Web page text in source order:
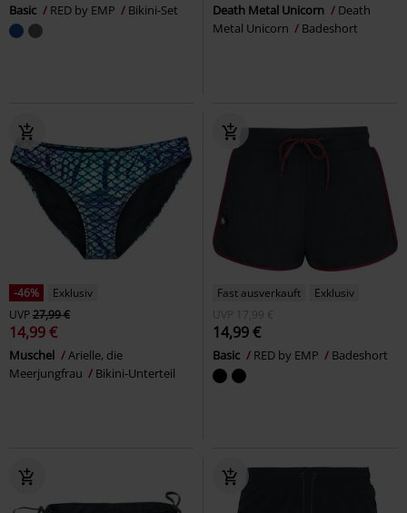
Basic RED by EMP Bikini-Set Death Metal Unicorn
Death
Metal Unicorn
Badeshort
-46%
Exklusiv
UVP27,99 €
14,99 €
Muschel
Arielle, die
Meerjungfrau
Bikini-Unterteil
Fast ausverkauft
Exklusiv
UVP
17,99 €
14,99 €
Basic RED by EMP Badeshort